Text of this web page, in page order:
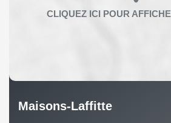
Maisons-Laffitte